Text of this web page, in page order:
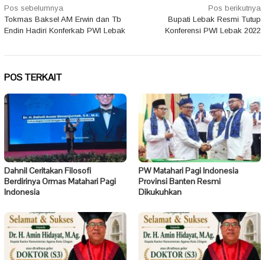
Navigasi
pos
Pos sebelumnya
Tokmas Baksel AM Erwin dan Tb
Endin Hadiri Konferkab PWI Lebak
Pos berikutnya
Bupati Lebak Resmi Tutup
Konferensi PWI Lebak 2022
POS TERKAIT
Dahnil Ceritakan Filosofi
Berdirinya Ormas Matahari Pagi
Indonesia
PW Matahari Pagi Indonesia
Provinsi Banten Resmi
Dikukuhkan